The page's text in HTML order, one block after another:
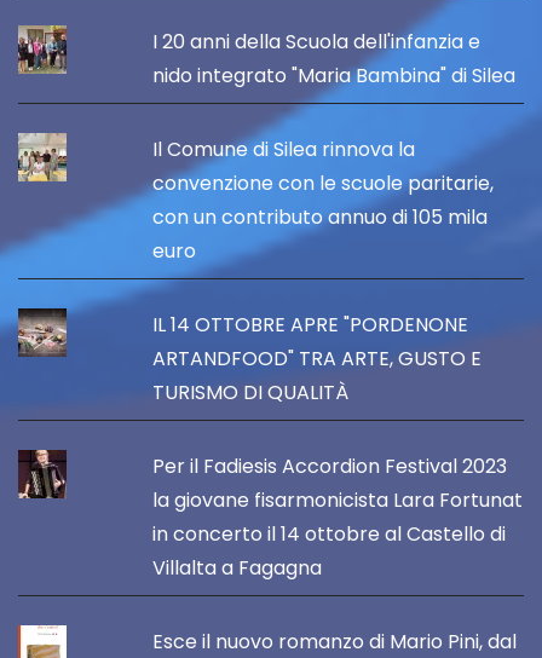
I 20 anni della Scuola dell'infanzia e
nido integrato "Maria Bambina" di Silea
Il Comune di Silea rinnova la
convenzione con le scuole paritarie,
con un contributo annuo di 105 mila
euro
IL 14 OTTOBRE APRE "PORDENONE
ARTANDFOOD" TRA ARTE, GUSTO E
TURISMO DI QUALITÀ
Per il Fadiesis Accordion Festival 2023
la giovane fisarmonicista Lara Fortunat
in concerto il 14 ottobre al Castello di
Villalta a Fagagna
Esce il nuovo romanzo di Mario Pini, dal